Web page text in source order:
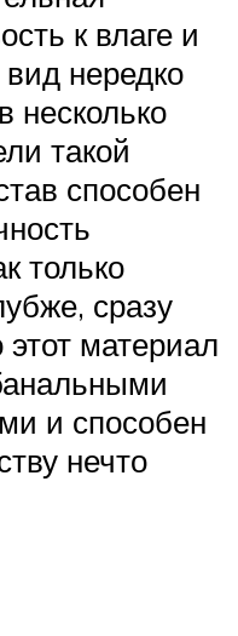
к влаге и
нередко
несколько
такой
способен
только
сразу
материал
и способен
нечто